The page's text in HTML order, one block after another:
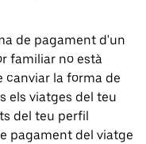
de pagament d'un
familiar no està
canviar la forma de
els viatges del teu
del teu perfil
pagament del viatge